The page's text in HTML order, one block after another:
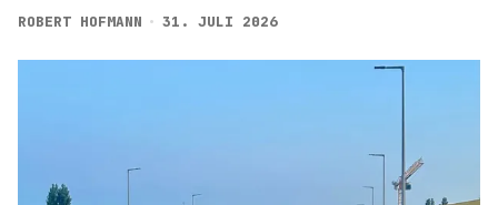
ROBERT HOFMANN 31. JULI 2026